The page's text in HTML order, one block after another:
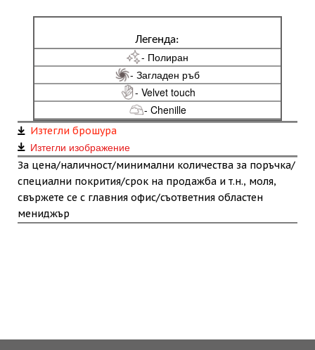
Легенда:
- Полиран
- Загладен ръб
- Velvet touch
- Chenille
Изтегли брошура
Изтегли изображение
За цена/наличност/минимални количества за поръчка/
специални покрития/срок на продажба и т.н., моля,
свържете се с главния офис/съответния областен
мениджър